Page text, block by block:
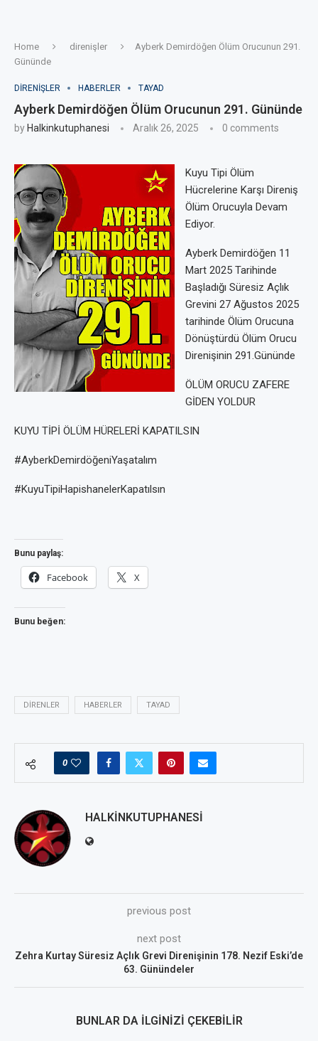
Home direnişler
Ayberk Demirdöğen Ölüm Orucunun 291.
Gününde
DIRENIŞLER HABERLER TAYAD
Ayberk Demirdöğen Ölüm Orucunun 291. Gününde
by Halkinkutuphanesi Aralık 26, 2025 0 comments
Kuyu Tipi Ölüm
Hücrelerine Karşı Direniş
Ölüm Orucuyla Devam
Ediyor.
Ayberk Demirdöğen 11
Mart 2025 Tarihinde
Başladığı Süresiz Açlık
Grevini 27 Ağustos 2025
tarihinde Ölüm Orucuna
Dönüştürdü Ölüm Orucu
Direnişinin 291.Gününde
ÖLÜM ORUCU ZAFERE
GİDEN YOLDUR
KUYU TİPİ ÖLÜM HÜRELERİ KAPATILSIN
#AyberkDemirdöğeniYaşatalım
#KuyuTipiHapishanelerKapatılsın
Bunu paylaş:
Facebook X
Bunu beğen:
DIRENLER HABERLER TAYAD
0
HALKINKUTUPHANESI
previous post
next post
Zehra Kurtay Süresiz Açlık Grevi Direnişinin 178. Nezif Eski’de
63. Günündeler
BUNLAR DA İLGINIZI ÇEKEBILIR